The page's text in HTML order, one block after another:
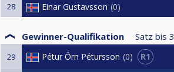
28 Einar Gustavsson 0
Gewinner-Qualifikation Satz bis 3
29 Pétur Örn Pétursson 0 R1